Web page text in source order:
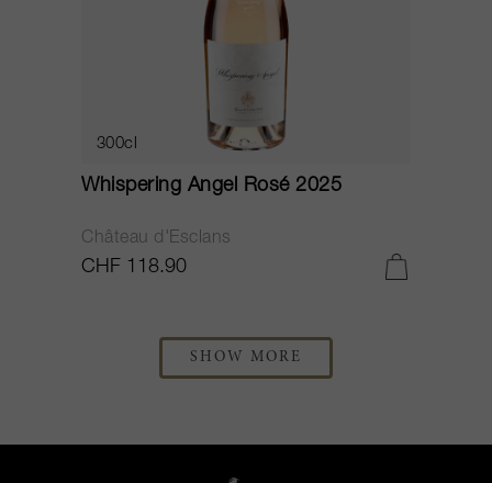
300cl
Whispering Angel Rosé 2025
Château d'Esclans
CHF 118.90
SHOW MORE